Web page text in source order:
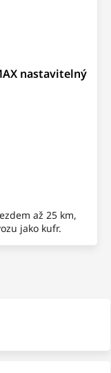
nastavitelný
až 25 km,
jako kufr.